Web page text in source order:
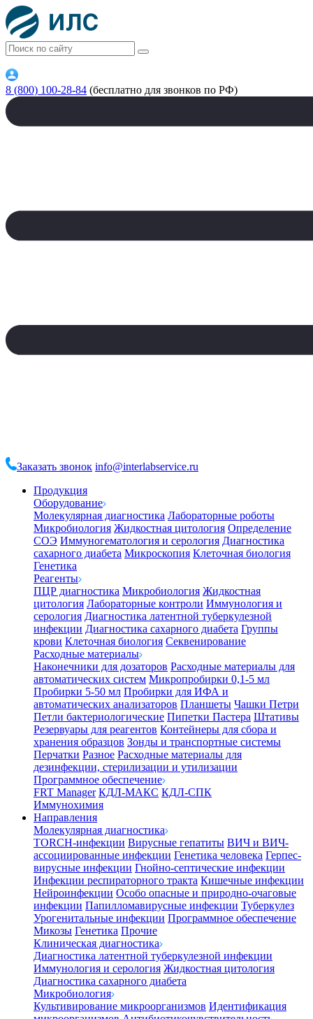
8 (800) 100-28-84 (бесплатно для звонков по РФ)
Заказать звонок info@interlabservice.ru
Продукция
Оборудование
Молекулярная диагностика Лабораторные роботы
Микробиология Жидкостная цитология Определение
СОЭ Иммуногематология и серология Диагностика
сахарного диабета Микроскопия Клеточная биология
Генетика
Реагенты
ПЦР диагностика Микробиология Жидкостная
цитология Лабораторные контроли Иммунология и
серология Диагностика латентной туберкулезной
инфекции Диагностика сахарного диабета Группы
крови Клеточная биология Секвенирование
Расходные материалы
Наконечники для дозаторов Расходные материалы для
автоматических систем Микропробирки 0,1-5 мл
Пробирки 5-50 мл Пробирки для ИФА и
автоматических анализаторов Планшеты Чашки Петри
Петли бактериологические Пипетки Пастера Штативы
Резервуары для реагентов Контейнеры для сбора и
хранения образцов Зонды и транспортные системы
Перчатки Разное Расходные материалы для
дезинфекции, стерилизации и утилизации
Программное обеспечение
FRT Manager КДЛ-МАКС КДЛ-СПК
Иммунохимия
Направления
Молекулярная диагностика
TORCH-инфекции Вирусные гепатиты ВИЧ и ВИЧ-
ассоциированные инфекции Генетика человека Герпес-
вирусные инфекции Гнойно-септические инфекции
Инфекции респираторного тракта Кишечные инфекции
Нейроинфекции Особо опасные и природно-очаговые
инфекции Папилломавирусные инфекции Туберкулез
Урогенитальные инфекции Программное обеспечение
Микозы Генетика Прочие
Клиническая диагностика
Диагностика латентной туберкулезной инфекции
Иммунология и серология Жидкостная цитология
Диагностика сахарного диабета
Микробиология
Культивирование микроорганизмов Идентификация